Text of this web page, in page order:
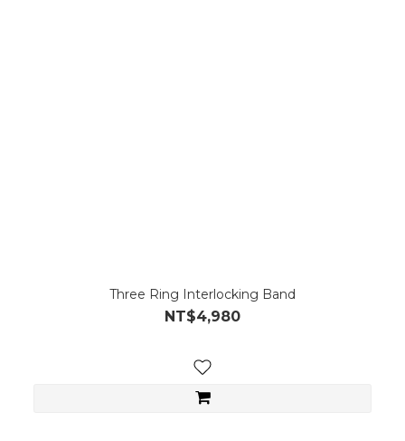
Three Ring Interlocking Band
NT$4,980